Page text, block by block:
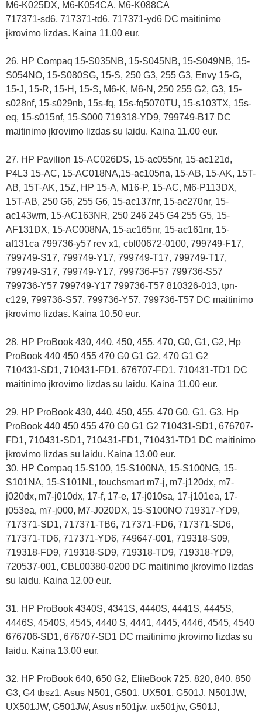
M6-K025DX, M6-K054CA, M6-K088CA
717371-sd6, 717371-td6, 717371-yd6 DC maitinimo
įkrovimo lizdas. Kaina 11.00 eur.
26. HP Compaq 15-S035NB, 15-S045NB, 15-S049NB, 15-
S054NO, 15-S080SG, 15-S, 250 G3, 255 G3, Envy 15-G,
15-J, 15-R, 15-H, 15-S, M6-K, M6-N, 250 255 G2, G3, 15-
s028nf, 15-s029nb, 15s-fq, 15s-fq5070TU, 15-s103TX, 15s-
eq, 15-s015nf, 15-S000 719318-YD9, 799749-B17 DC
maitinimo įkrovimo lizdas su laidu. Kaina 11.00 eur.
27. HP Pavilion 15-AC026DS, 15-ac055nr, 15-ac121d,
P4L3 15-AC, 15-AC018NA,15-ac105na, 15-AB, 15-AK, 15T-
AB, 15T-AK, 15Z, HP 15-A, M16-P, 15-AC, M6-P113DX,
15T-AB, 250 G6, 255 G6, 15-ac137nr, 15-ac270nr, 15-
ac143wm, 15-AC163NR, 250 246 245 G4 255 G5, 15-
AF131DX, 15-AC008NA, 15-ac165nr, 15-ac161nr, 15-
af131ca 799736-y57 rev x1, cbl00672-0100, 799749-F17,
799749-S17, 799749-Y17, 799749-T17, 799749-T17,
799749-S17, 799749-Y17, 799736-F57 799736-S57
799736-Y57 799749-Y17 799736-T57 810326-013, tpn-
c129, 799736-S57, 799736-Y57, 799736-T57 DC maitinimo
įkrovimo lizdas. Kaina 10.50 eur.
28. HP ProBook 430, 440, 450, 455, 470, G0, G1, G2, Hp
ProBook 440 450 455 470 G0 G1 G2, 470 G1 G2
710431-SD1, 710431-FD1, 676707-FD1, 710431-TD1 DC
maitinimo įkrovimo lizdas su laidu. Kaina 11.00 eur.
29. HP ProBook 430, 440, 450, 455, 470 G0, G1, G3, Hp
ProBook 440 450 455 470 G0 G1 G2 710431-SD1, 676707-
FD1, 710431-SD1, 710431-FD1, 710431-TD1 DC maitinimo
įkrovimo lizdas su laidu. Kaina 13.00 eur.
30. HP Compaq 15-S100, 15-S100NA, 15-S100NG, 15-
S101NA, 15-S101NL, touchsmart m7-j, m7-j120dx, m7-
j020dx, m7-j010dx, 17-f, 17-e, 17-j010sa, 17-j101ea, 17-
j053ea, m7-j000, M7-J020DX, 15-S100NO 719317-YD9,
717371-SD1, 717371-TB6, 717371-FD6, 717371-SD6,
717371-TD6, 717371-YD6, 749647-001, 719318-S09,
719318-FD9, 719318-SD9, 719318-TD9, 719318-YD9,
720537-001, CBL00380-0200 DC maitinimo įkrovimo lizdas
su laidu. Kaina 12.00 eur.
31. HP ProBook 4340S, 4341S, 4440S, 4441S, 4445S,
4446S, 4540S, 4545, 4440 S, 4441, 4445, 4446, 4545, 4540
676706-SD1, 676707-SD1 DC maitinimo įkrovimo lizdas su
laidu. Kaina 13.00 eur.
32. HP ProBook 640, 650 G2, EliteBook 725, 820, 840, 850
G3, G4 tbsz1, Asus N501, G501, UX501, G501J, N501JW,
UX501JW, G501JW, Asus n501jw, ux501jw, G501J,